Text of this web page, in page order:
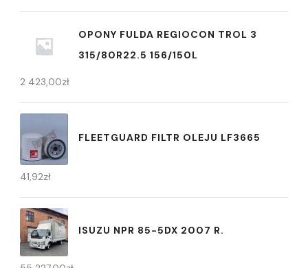
OPONY FULDA REGIOCON TROL 3
315/80R22.5 156/150L
2 423,00zł
FLEETGUARD FILTR OLEJU LF3665
41,92zł
ISUZU NPR 85-5DX 2007 R.